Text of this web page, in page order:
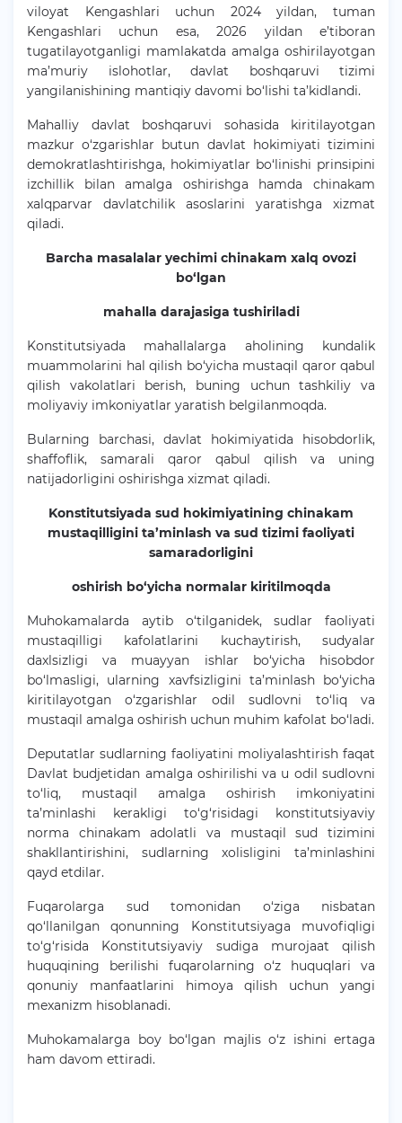
viloyat Kengashlari uchun 2024 yildan, tuman
Kengashlari uchun esa, 2026 yildan e’tiboran
tugatilayotganligi mamlakatda amalga oshirilayotgan
ma’muriy islohotlar, davlat boshqaruvi tizimi
yangilanishining mantiqiy davomi bo‘lishi ta’kidlandi.
Mahalliy davlat boshqaruvi sohasida kiritilayotgan
mazkur o‘zgarishlar butun davlat hokimiyati tizimini
demokratlashtirishga, hokimiyatlar bo‘linishi prinsipini
izchillik bilan amalga oshirishga hamda chinakam
xalqparvar davlatchilik asoslarini yaratishga xizmat
qiladi.
Barcha masalalar yechimi chinakam xalq ovozi
bo‘lgan
mahalla darajasiga tushiriladi
Konstitutsiyada mahallalarga aholining kundalik
muammolarini hal qilish bo‘yicha mustaqil qaror qabul
qilish vakolatlari berish, buning uchun tashkiliy va
moliyaviy imkoniyatlar yaratish belgilanmoqda.
Bularning barchasi, davlat hokimiyatida hisobdorlik,
shaffoflik, samarali qaror qabul qilish va uning
natijadorligini oshirishga xizmat qiladi.
Konstitutsiyada sud hokimiyatining chinakam
mustaqilligini ta’minlash va sud tizimi faoliyati
samaradorligini
oshirish bo‘yicha normalar kiritilmoqda
Muhokamalarda aytib o‘tilganidek, sudlar faoliyati
mustaqilligi kafolatlarini kuchaytirish, sudyalar
daxlsizligi va muayyan ishlar bo‘yicha hisobdor
bo‘lmasligi, ularning xavfsizligini ta’minlash bo‘yicha
kiritilayotgan o‘zgarishlar odil sudlovni to‘liq va
mustaqil amalga oshirish uchun muhim kafolat bo‘ladi.
Deputatlar sudlarning faoliyatini moliyalashtirish faqat
Davlat budjetidan amalga oshirilishi va u odil sudlovni
to‘liq, mustaqil amalga oshirish imkoniyatini
ta’minlashi kerakligi to‘g‘risidagi konstitutsiyaviy
norma chinakam adolatli va mustaqil sud tizimini
shakllantirishini, sudlarning xolisligini ta’minlashini
qayd etdilar.
Fuqarolarga sud tomonidan o‘ziga nisbatan
qo‘llanilgan qonunning Konstitutsiyaga muvofiqligi
to‘g‘risida Konstitutsiyaviy sudiga murojaat qilish
huquqining berilishi fuqarolarning o‘z huquqlari va
qonuniy manfaatlarini himoya qilish uchun yangi
mexanizm hisoblanadi.
Muhokamalarga boy bo‘lgan majlis o‘z ishini ertaga
ham davom ettiradi.